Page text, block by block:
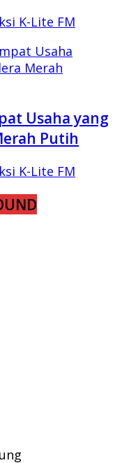
K-Lite FM
Usaha yang
Putih
K-Lite FM